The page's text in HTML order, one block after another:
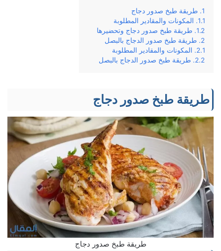
طريقة طبخ صدور دجاج
المكونات والمقادير المطلوبة
طريقة طبخ صدور دجاج وتحضيرها
طريقة طبخ صدور الدجاج بالبصل
المكونات والمقادير المطلوبة
طريقة طبخ صدور الدجاج بالبصل
طريقة طبخ صدور دجاج
طريقة طبخ صدور دجاج